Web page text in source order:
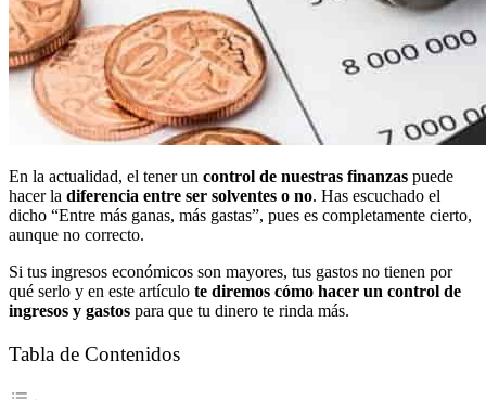
En la actualidad, el tener un control de nuestras finanzas puede
hacer la diferencia entre ser solventes o no. Has escuchado el
dicho “Entre más ganas, más gastas”, pues es completamente cierto,
aunque no correcto.
Si tus ingresos económicos son mayores, tus gastos no tienen por
qué serlo y en este artículo te diremos cómo hacer un control de
ingresos y gastos para que tu dinero te rinda más.
Tabla de Contenidos